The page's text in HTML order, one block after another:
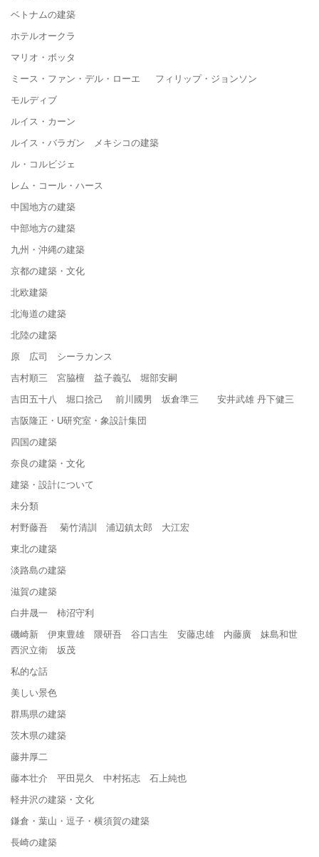
ベトナムの建築
ホテルオークラ
マリオ・ボッタ
ミース・ファン・デル・ローエ フィリップ・ジョンソン
モルディブ
ルイス・カーン
ルイス・バラガン メキシコの建築
ル・コルビジェ
レム・コール・ハース
中国地方の建築
中部地方の建築
九州・沖縄の建築
京都の建築・文化
北欧建築
北海道の建築
北陸の建築
原 広司 シーラカンス
吉村順三 宮脇檀 益子義弘 堀部安嗣
吉田五十八 堀口捨己 前川國男 坂倉準三 安井武雄 丹下健三
吉阪隆正・U研究室・象設計集団
四国の建築
奈良の建築・文化
建築・設計について
未分類
村野藤吾 菊竹清訓 浦辺鎮太郎 大江宏
東北の建築
淡路島の建築
滋賀の建築
白井晟一 柿沼守利
磯崎新 伊東豊雄 隈研吾 谷口吉生 安藤忠雄 内藤廣 妹島和世
西沢立衛 坂茂
私的な話
美しい景色
群馬県の建築
茨木県の建築
藤井厚二
藤本壮介 平田晃久 中村拓志 石上純也
軽井沢の建築・文化
鎌倉・葉山・逗子・横須賀の建築
長崎の建築